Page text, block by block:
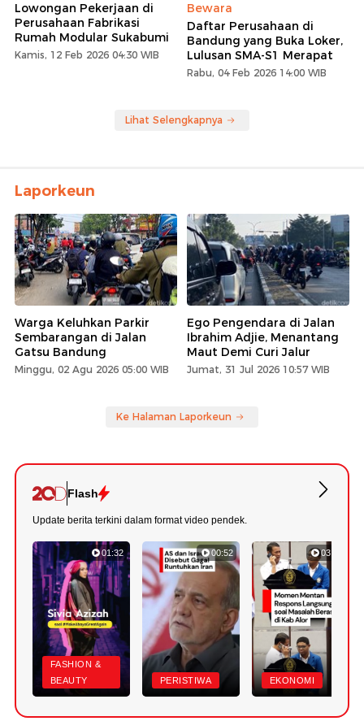
Lowongan Pekerjaan di
Perusahaan Fabrikasi
Rumah Modular Sukabumi
Kamis, 12 Feb 2026 04:30 WIB
Bewara
Daftar Perusahaan di
Bandung yang Buka Loker,
Lulusan SMA-S1 Merapat
Rabu, 04 Feb 2026 14:00 WIB
Lihat Selengkapnya
Laporkeun
Warga Keluhkan Parkir
Sembarangan di Jalan
Gatsu Bandung
Minggu, 02 Agu 2026 05:00 WIB
Ego Pengendara di Jalan
Ibrahim Adjie, Menantang
Maut Demi Curi Jalur
Jumat, 31 Jul 2026 10:57 WIB
Ke Halaman Laporkeun
Flash
Update berita terkini dalam format video pendek.
01:32
FASHION &
BEAUTY
00:52
PERISTIWA
03:22
EKONOMI